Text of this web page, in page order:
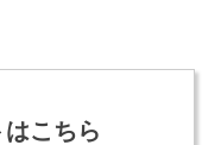
こちら